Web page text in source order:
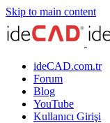
Skip to main content
ideCAD.com.tr
Forum
Blog
YouTube
Kullanıcı Girişi